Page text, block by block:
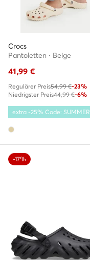
Crocs
Pantoletten · Beige
41,99 €
Regulärer Preis54,99 €-23%
Niedrigster Preis44,99 €-6%
extra -25% Code: SUMMER
-17%